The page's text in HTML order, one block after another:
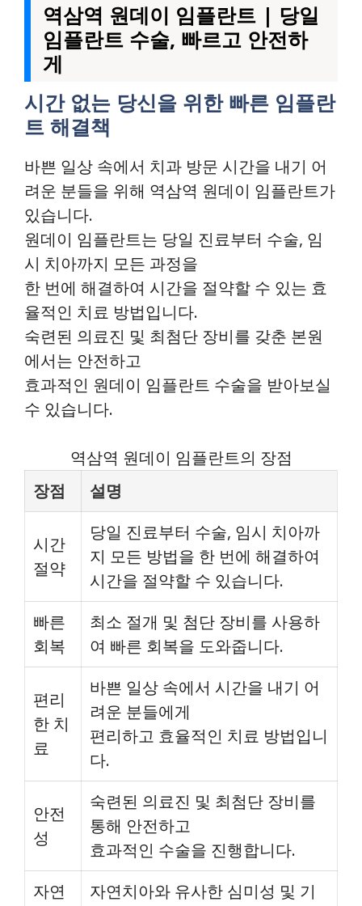
역삼역 원데이 임플란트 | 당일
임플란트 수술, 빠르고 안전하
게
시간 없는 당신을 위한 빠른 임플란
트 해결책
바쁜 일상 속에서 치과 방문 시간을 내기 어
려운 분들을 위해 역삼역 원데이 임플란트가
있습니다.
원데이 임플란트는 당일 진료부터 수술, 임
시 치아까지 모든 과정을
한 번에 해결하여 시간을 절약할 수 있는 효
율적인 치료 방법입니다.
숙련된 의료진 및 최첨단 장비를 갖춘 본원
에서는 안전하고
효과적인 원데이 임플란트 수술을 받아보실
수 있습니다.
역삼역 원데이 임플란트의 장점
장점
설명
시간
절약
당일 진료부터 수술, 임시 치아까
지 모든 방법을 한 번에 해결하여
시간을 절약할 수 있습니다.
빠른
회복
최소 절개 및 첨단 장비를 사용하
여 빠른 회복을 도와줍니다.
편리
한 치
료
바쁜 일상 속에서 시간을 내기 어
려운 분들에게
편리하고 효율적인 치료 방법입니
다.
안전
성
숙련된 의료진 및 최첨단 장비를
통해 안전하고
효과적인 수술을 진행합니다.
자연
자연치아와 유사한 심미성 및 기